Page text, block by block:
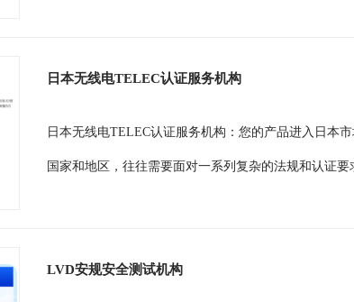
日本无线电TELEC认证服务机构
日本无线电TELEC认证服务机构：您的产品进入日本
国家和地区，往往需要面对一系列复杂的法规和认证
LVD安规安全测试机构